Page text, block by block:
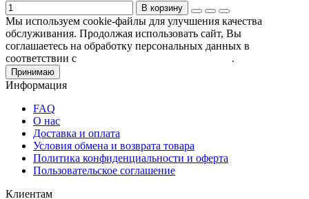
В корзину
Мы используем cookie-файлы для улучшения качества
обслуживания. Продолжая использовать сайт, Вы
соглашаетесь на обработку персональных данных в
соответствии с
.
Принимаю
Информация
FAQ
О нас
Доставка и оплата
Условия обмена и возврата товара
Политика конфиденциальности и оферта
Пользовательское соглашение
Клиентам